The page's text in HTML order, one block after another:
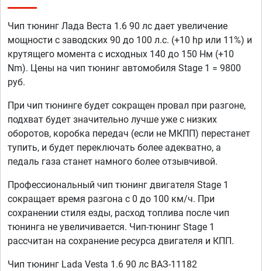
Чип тюнинг Лада Веста 1.6 90 лс дает увеличение
мощности с заводских 90 до 100 л.с. (+10 hp или 11%) и
крутящего момента с исходных 140 до 150 Нм (+10
Nm). Цены на чип тюнинг автомобиля Stage 1 = 9800
руб.
При чип тюнинге будет сокращен провал при разгоне,
подхват будет значительно лучше уже с низких
оборотов, коробка передач (если не МКПП) перестанет
тупить, и будет переключать более адекватно, а
педаль газа станет намного более отзывчивой.
Профессиональный чип тюнинг двигателя Stage 1
сокращает время разгона с 0 до 100 км/ч. При
сохранении стиля езды, расход топлива после чип
тюнинга не увеличивается. Чип-тюнинг Stage 1
рассчитан на сохранение ресурса двигателя и КПП.
Чип тюнинг Lada Vesta 1.6 90 лс ВАЗ-11182